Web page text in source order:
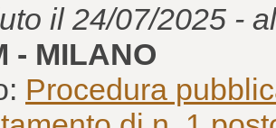
il 24/07/2025 -
- MILANO
Procedura